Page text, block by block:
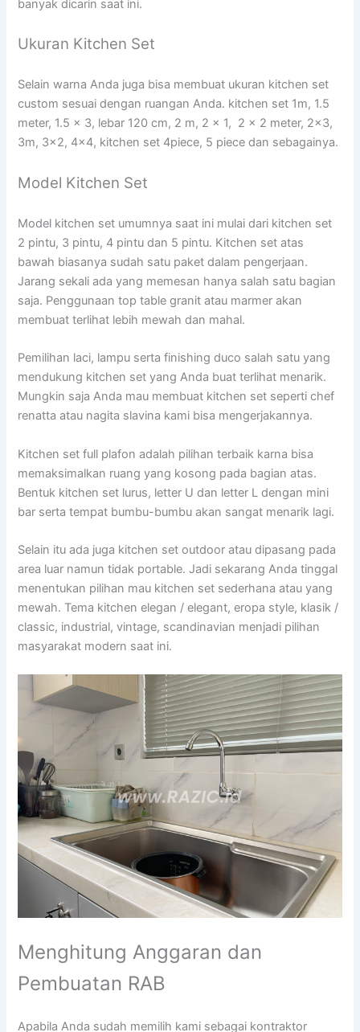
banyak dicarin saat ini.
Ukuran Kitchen Set
Selain warna Anda juga bisa membuat ukuran kitchen set
custom sesuai dengan ruangan Anda. kitchen set 1m, 1.5
meter, 1.5 x 3, lebar 120 cm, 2 m, 2 x 1, 2 x 2 meter, 2×3,
3m, 3×2, 4×4, kitchen set 4piece, 5 piece dan sebagainya.
Model Kitchen Set
Model kitchen set umumnya saat ini mulai dari kitchen set
2 pintu, 3 pintu, 4 pintu dan 5 pintu. Kitchen set atas
bawah biasanya sudah satu paket dalam pengerjaan.
Jarang sekali ada yang memesan hanya salah satu bagian
saja. Penggunaan top table granit atau marmer akan
membuat terlihat lebih mewah dan mahal.
Pemilihan laci, lampu serta finishing duco salah satu yang
mendukung kitchen set yang Anda buat terlihat menarik.
Mungkin saja Anda mau membuat kitchen set seperti chef
renatta atau nagita slavina kami bisa mengerjakannya.
Kitchen set full plafon adalah pilihan terbaik karna bisa
memaksimalkan ruang yang kosong pada bagian atas.
Bentuk kitchen set lurus, letter U dan letter L dengan mini
bar serta tempat bumbu-bumbu akan sangat menarik lagi.
Selain itu ada juga kitchen set outdoor atau dipasang pada
area luar namun tidak portable. Jadi sekarang Anda tinggal
menentukan pilihan mau kitchen set sederhana atau yang
mewah. Tema kitchen elegan / elegant, eropa style, klasik /
classic, industrial, vintage, scandinavian menjadi pilihan
masyarakat modern saat ini.
Menghitung Anggaran dan
Pembuatan RAB
Apabila Anda sudah memilih kami sebagai kontraktor